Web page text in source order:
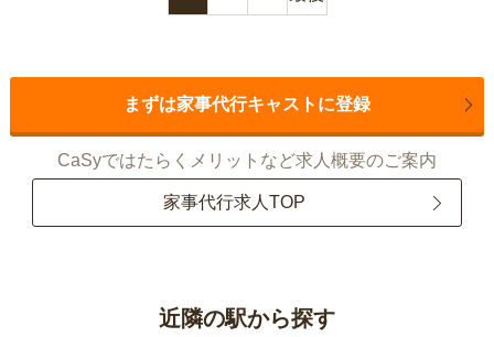
まずは家事代行キャストに登録
CaSyではたらくメリットなど求人概要のご案内
家事代行求人TOP
近隣の駅から探す